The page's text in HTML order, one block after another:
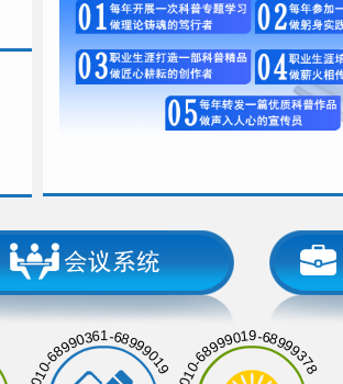
010-68990361-68999019 010-68999019-68999378